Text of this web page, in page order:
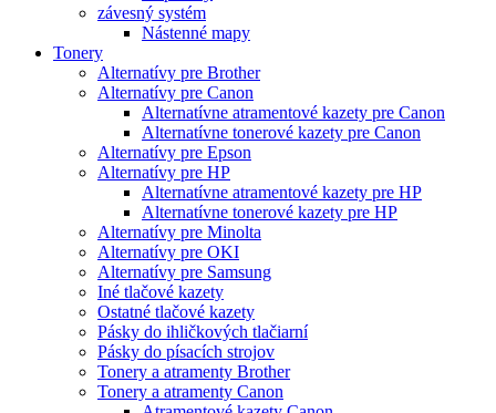
závesný systém
Nástenné mapy
Tonery
Alternatívy pre Brother
Alternatívy pre Canon
Alternatívne atramentové kazety pre Canon
Alternatívne tonerové kazety pre Canon
Alternatívy pre Epson
Alternatívy pre HP
Alternatívne atramentové kazety pre HP
Alternatívne tonerové kazety pre HP
Alternatívy pre Minolta
Alternatívy pre OKI
Alternatívy pre Samsung
Iné tlačové kazety
Ostatné tlačové kazety
Pásky do ihličkových tlačiarní
Pásky do písacích strojov
Tonery a atramenty Brother
Tonery a atramenty Canon